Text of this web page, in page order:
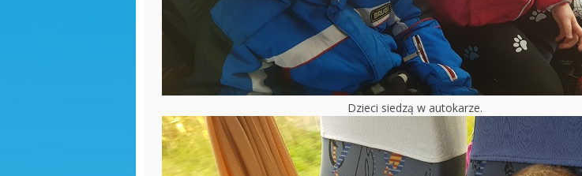
Dokumenty do
Pobrania
Walentynki
Zajęcia otwarte
Niespodzianka
Jestem dobry-
zajęcia wychowujące
Własnoręczne
ozdoby choinkowe
Jasełka 2023
pieszych
Dzień chłopaka
Święto Konstytucji 3
maja
Seans kinowy
Pierwszy Dzień
Wiosny
Dzień Kobiet u
Literka „E”
Ćwiczenia
gimnastyczne
2024/2025
Zabawy z liśćmi
2024/2025
Wycieczka
Dzień Ziemi
Warsztaty Dzień
Babci i Dziadka
Jasełka
Mikołajki
Dzień kredki
Dzień drzewa
Dzieci siedzą w autokarze.